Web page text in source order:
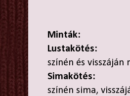
Minták:
Lustakötés:
színén és
Simakötés:
színén sima,